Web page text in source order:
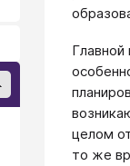
целом
то же